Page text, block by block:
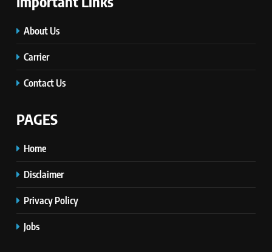
About Us
Carrier
Contact Us
PAGES
Home
Disclaimer
Privacy Policy
Jobs